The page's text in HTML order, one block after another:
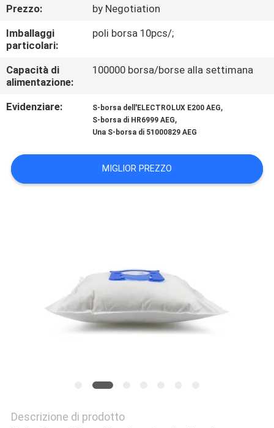
CONTROLLO
DI
QUALITÀ
UNA
CITAZIONE
PRIVACY
POLICY
Prezzo:
by Negotiation
Imballaggi
particolari:
poli borsa 10pcs/;
Capacità di
alimentazione:
100000 borsa/borse alla settimana
Evidenziare: S-borsa dell'ELECTROLUX E200 AEG,
S-borsa di HR6999 AEG,
Una S-borsa di 51000829 AEG
MIGLIOR PREZZO
Descrizione di prodotto